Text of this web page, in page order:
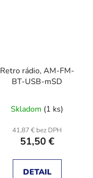
Retro rádio, AM-FM-
BT-USB-mSD
Skladom (1 ks)
41,87 € bez DPH
51,50 €
DETAIL